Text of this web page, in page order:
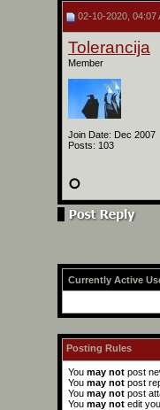
02-10-2020, 04:07
Tolerancija
Member
Join Date: Dec 2007
Posts: 103
Currently Active
Posting Rules
You may not post
You may not post
You may not post
You may not edit